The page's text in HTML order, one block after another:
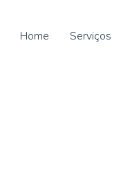
Home Serviços